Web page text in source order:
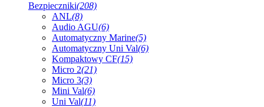
Bezpieczniki(208)
ANL(8)
Audio AGU(6)
Automatyczny Marine(5)
Automatyczny Uni Val(6)
Kompaktowy CF(15)
Micro 2(21)
Micro 3(3)
Mini Val(6)
Uni Val(11)